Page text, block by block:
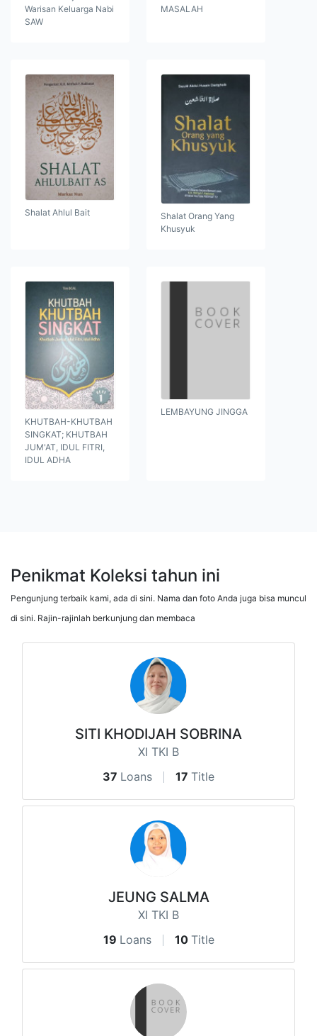
Warisan Keluarga Nabi
SAW
MASALAH
Shalat Ahlul Bait
Shalat Orang Yang
Khusyuk
KHUTBAH-KHUTBAH
SINGKAT; KHUTBAH
JUM'AT, IDUL FITRI,
IDUL ADHA
LEMBAYUNG JINGGA
Penikmat Koleksi tahun ini
Pengunjung terbaik kami, ada di sini. Nama dan foto Anda juga bisa muncul
di sini. Rajin-rajinlah berkunjung dan membaca
SITI KHODIJAH SOBRINA
XI TKI B
37 Loans 17 Title
JEUNG SALMA
XI TKI B
19 Loans 10 Title